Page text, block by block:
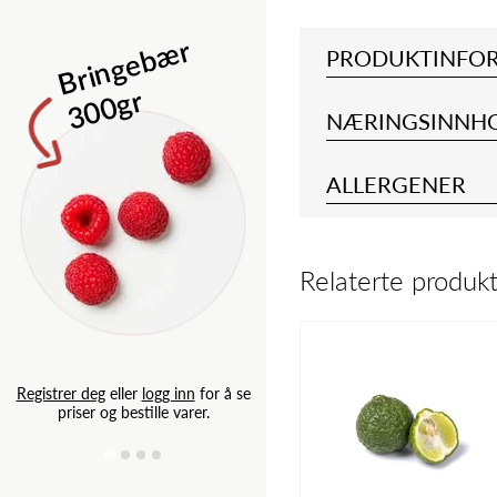
B
ri
n
g
e
b
æ
r
3
0
0
g
r
Registrer degeller logg inn for å se
priser og bestille varer.
Isbergsalat
ALLERGENER
Relaterte